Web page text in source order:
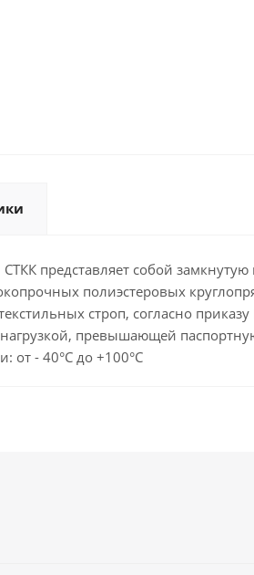
представляет собой
полиэстеровых
строп, согласно
превышающей
от - 40°С до +100°С